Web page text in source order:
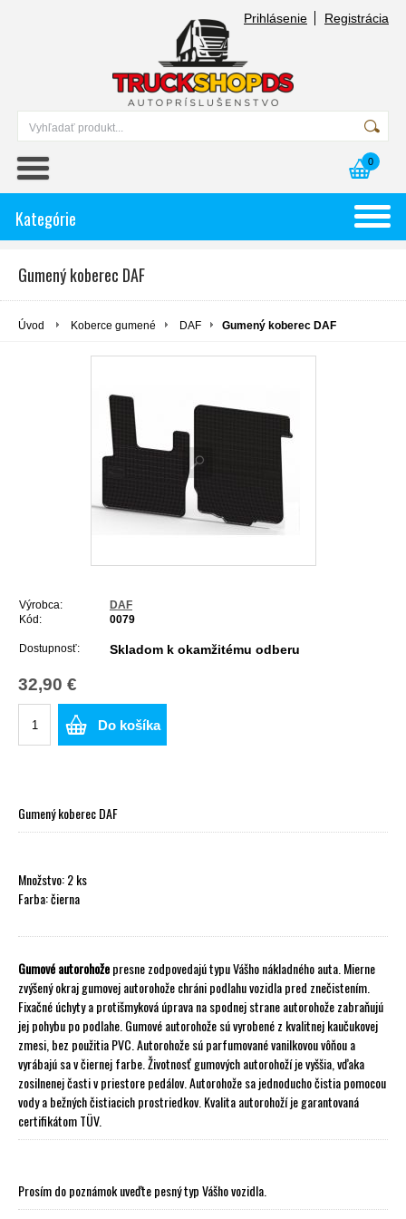
Prihlásenie Registrácia
0
Kategórie
Gumený koberec DAF
Úvod Koberce gumené DAF Gumený koberec DAF
Výrobca:
DAF
Kód:
0079
Dostupnosť: Skladom k okamžitému odberu
32,90 €
Do košíka
Gumený koberec DAF
Množstvo: 2 ks
Farba: čierna
Gumové autorohožepresne zodpovedajú typu Vášho nákladného auta. Mierne
zvýšený okraj gumovej autorohože chráni podlahu vozidla pred znečistením.
Fixačné úchyty a protišmyková úprava na spodnej strane autorohože zabraňujú
jej pohybu po podlahe. Gumové autorohože sú vyrobené z kvalitnej kaučukovej
zmesi, bez použitia PVC. Autorohože sú parfumované vanilkovou vôňou a
vyrábajú sa v čiernej farbe. Životnosť gumových autorohoží je vyššia, vďaka
zosilnenej časti v priestore pedálov. Autorohože sa jednoducho čistia pomocou
vody a bežných čistiacich prostriedkov. Kvalita autorohoží je garantovaná
certifikátom TÜV.
Prosím do poznámok uveďte pesný typ Vášho vozidla.